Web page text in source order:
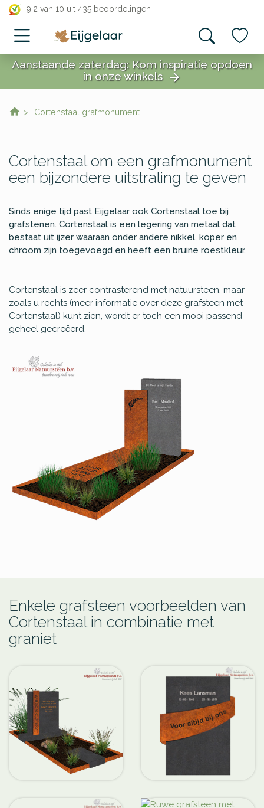
9.2 van 10 uit 435 beoordelingen
close
close
Aanstaande zaterdag: Kom inspiratie opdoen
in onze winkels arrow_forward
Cortenstaal grafmonument
Cortenstaal om een grafmonument
een bijzondere uitstraling te geven
Sinds enige tijd past Eijgelaar ook Cortenstaal toe bij
grafstenen. Cortenstaal is een legering van metaal dat
bestaat uit ijzer waaraan onder andere nikkel, koper en
chroom zijn toegevoegd en heeft een bruine roestkleur.
Cortenstaal is zeer contrasterend met natuursteen, maar
zoals u rechts (meer informatie over deze grafsteen met
Cortenstaal) kunt zien, wordt er toch een mooi passend
geheel gecreëerd.
Enkele grafsteen voorbeelden van
Cortenstaal in combinatie met
graniet